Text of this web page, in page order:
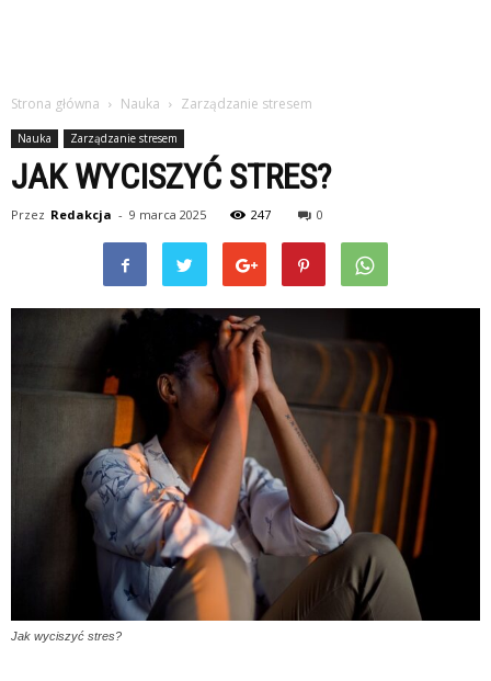
Strona główna Nauka Zarządzanie stresem
Nauka Zarządzanie stresem
JAK WYCISZYĆ STRES?
Przez Redakcja - 9 marca 2025 247 0
Jak wyciszyć stres?